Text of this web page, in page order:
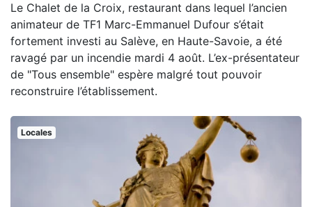
Le Chalet de la Croix, restaurant dans lequel l’ancien
animateur de TF1 Marc-Emmanuel Dufour s’était
fortement investi au Salève, en Haute-Savoie, a été
ravagé par un incendie mardi 4 août. L’ex-présentateur
de "Tous ensemble" espère malgré tout pouvoir
reconstruire l’établissement.
Locales